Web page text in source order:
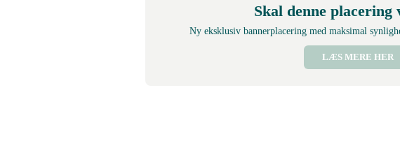
Skal denne
Ny eksklusiv bannerplacering med maksimal
LÆS MERE HER